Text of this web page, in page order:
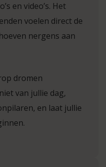
en video’s. Het
voelen direct de
nergens aan
dromen
van jullie dag,
en laat jullie